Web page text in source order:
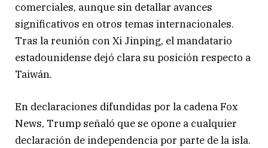
comerciales, aunque sin detallar avances
significativos en otros temas internacionales.
Tras la reunión conXi Jinping, el mandatario
estadounidense dejó clara su posición respecto a
Taiwán.
En declaraciones difundidas por la cadena Fox
News, Trump señaló que se opone a cualquier
declaración de independencia por parte de la isla.